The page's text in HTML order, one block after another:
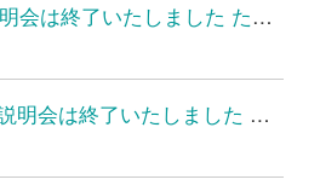
令和８年度の学校説明会は終了いたしました たくさんのご参加あり...
令和８年度の学校説明会は終了いたしました たくさんのご参加...